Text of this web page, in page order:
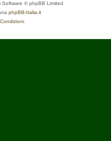
Software © phpBB Limited
phpBB-Italia.it
Condizioni